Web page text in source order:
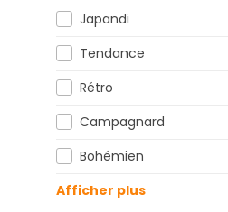
Japandi
Tendance
Rétro
Campagnard
Bohémien
Afficher plus